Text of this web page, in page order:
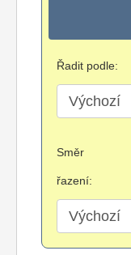
Řadit podle:
Směr
řazení: